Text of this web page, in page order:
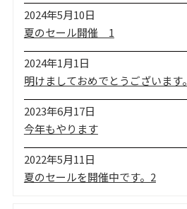
夏のセール開催 1
2024年5月10日
明けましておめでとうございます。
2024年1月1日
今年もやります
2023年6月17日
夏のセールを開催中です。2
2022年5月11日